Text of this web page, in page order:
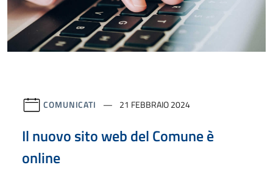
COMUNICATI 21 FEBBRAIO 2024
Il nuovo sito web del Comune è
online